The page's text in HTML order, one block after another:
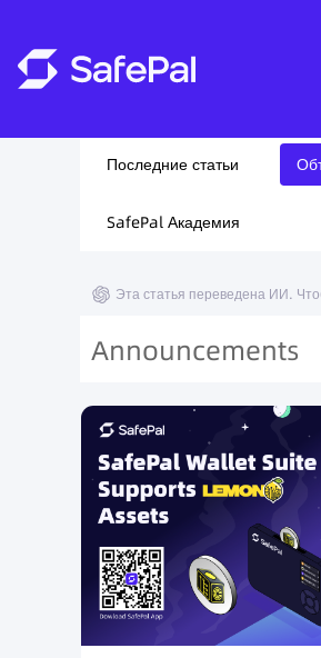
Последние статьи
SafePal Академия
Эта статья переведена ИИ.
Announcements